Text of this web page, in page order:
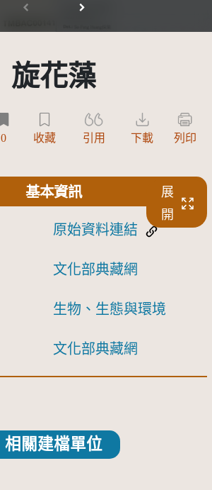
旋花藻
0 收藏 引用 下載 列印
基本資訊
展
開
原始資料連結
文化部典藏網
生物、生態與環境
文化部典藏網
相關建檔單位